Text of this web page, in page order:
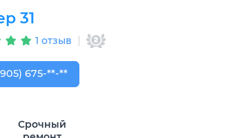
31
1 отзыв
675-10-00
675-**-**
Срочный